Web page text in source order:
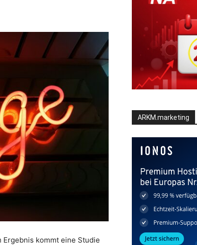
Ergebnis kommt eine Studie
ARKM.marketing